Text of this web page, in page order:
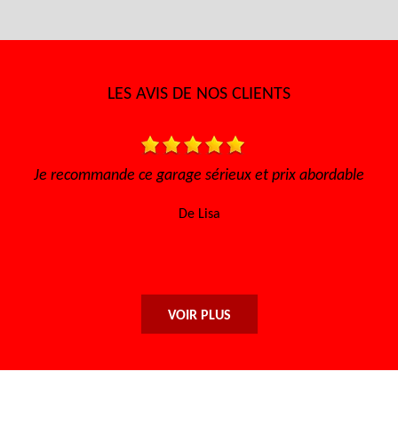
LES AVIS DE NOS CLIENTS
abordable
Très bon accueil, le travail honnête, sérieux et
VOIR PLUS